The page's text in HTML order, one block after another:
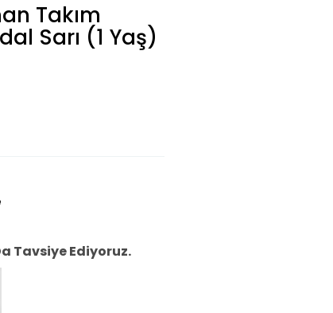
Takım
Sarı (1 Yaş)
Tavsiye Ediyoruz.